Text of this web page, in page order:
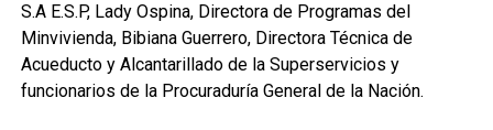
S.A E.S.P, Lady Ospina, Directora de Programas del
Minvivienda, Bibiana Guerrero, Directora Técnica de
Acueducto y Alcantarillado de la Superservicios y
funcionarios de la Procuraduría General de la Nación.